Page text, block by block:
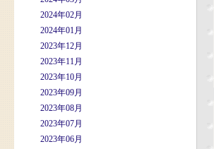
2024年02月
2024年01月
2023年12月
2023年11月
2023年10月
2023年09月
2023年08月
2023年07月
2023年06月